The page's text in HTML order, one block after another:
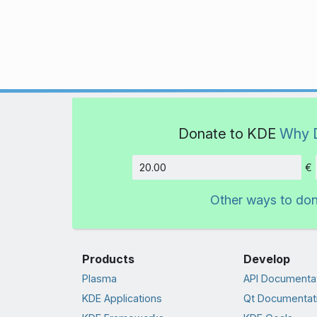
Donate to KDE Why
Amount
€
Other ways to
Products
Plasma
KDE Applications
Develop
API
Qt